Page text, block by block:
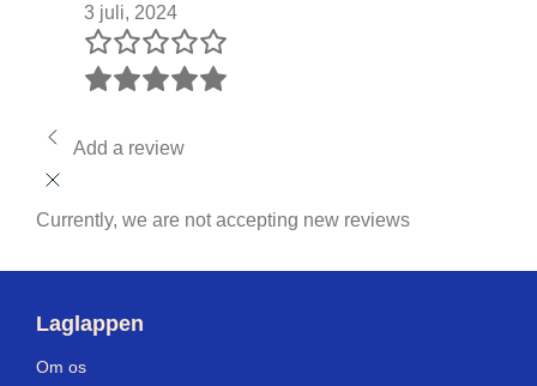
3 juli, 2024
Add a review
Currently, we are not accepting new reviews
Laglappen
Om os